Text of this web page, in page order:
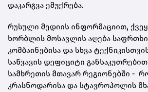
დაკარგვა ემუქრება.
რუსული მედიის ინფორმაციით,
ხორბლის მოსავლის აღება
კომბაინებისა და სხვა
საწვავის დეფიციტი განსაკუთრებით
სამხრეთის მთავარ რეგიონებში -
კრასნოდარისა და სტავროპოლის